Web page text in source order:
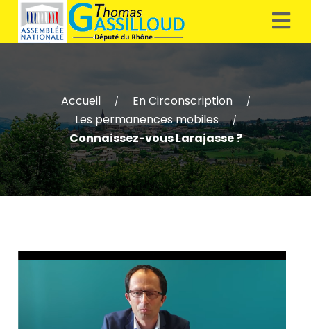
Accueil / En Circonscription /
Les permanences mobiles /
Connaissez-vous Larajasse ?